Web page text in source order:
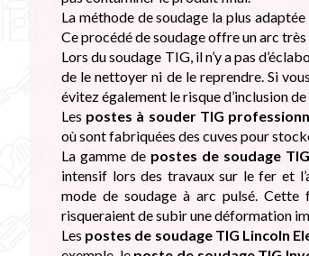
La méthode de soudage la plus
Ce procédé de soudage offre un arc
Lors du soudage TIG, il n’y a pas
de le nettoyer ni de le reprendre. Si
évitez également le risque d’inclusion
Les postes à souder TIG
où sont fabriquées des cuves pour
La gamme de postes de soudage
intensif lors des travaux sur le fer et
mode de soudage à arc pulsé. Cette
risqueraient de subir une déformation
Les postes de soudage TIG Lincoln